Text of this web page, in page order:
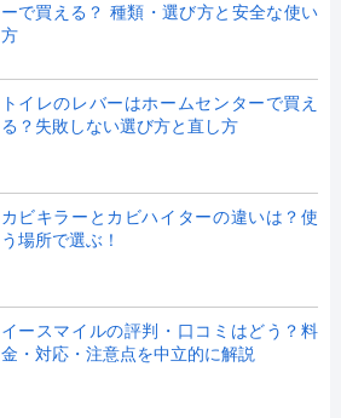
ーで買える？ 種類・選び方と安全な使い
方
トイレのレバーはホームセンターで買え
る？失敗しない選び方と直し方
カビキラーとカビハイターの違いは？使
う場所で選ぶ！
イースマイルの評判・口コミはどう？料
金・対応・注意点を中立的に解説